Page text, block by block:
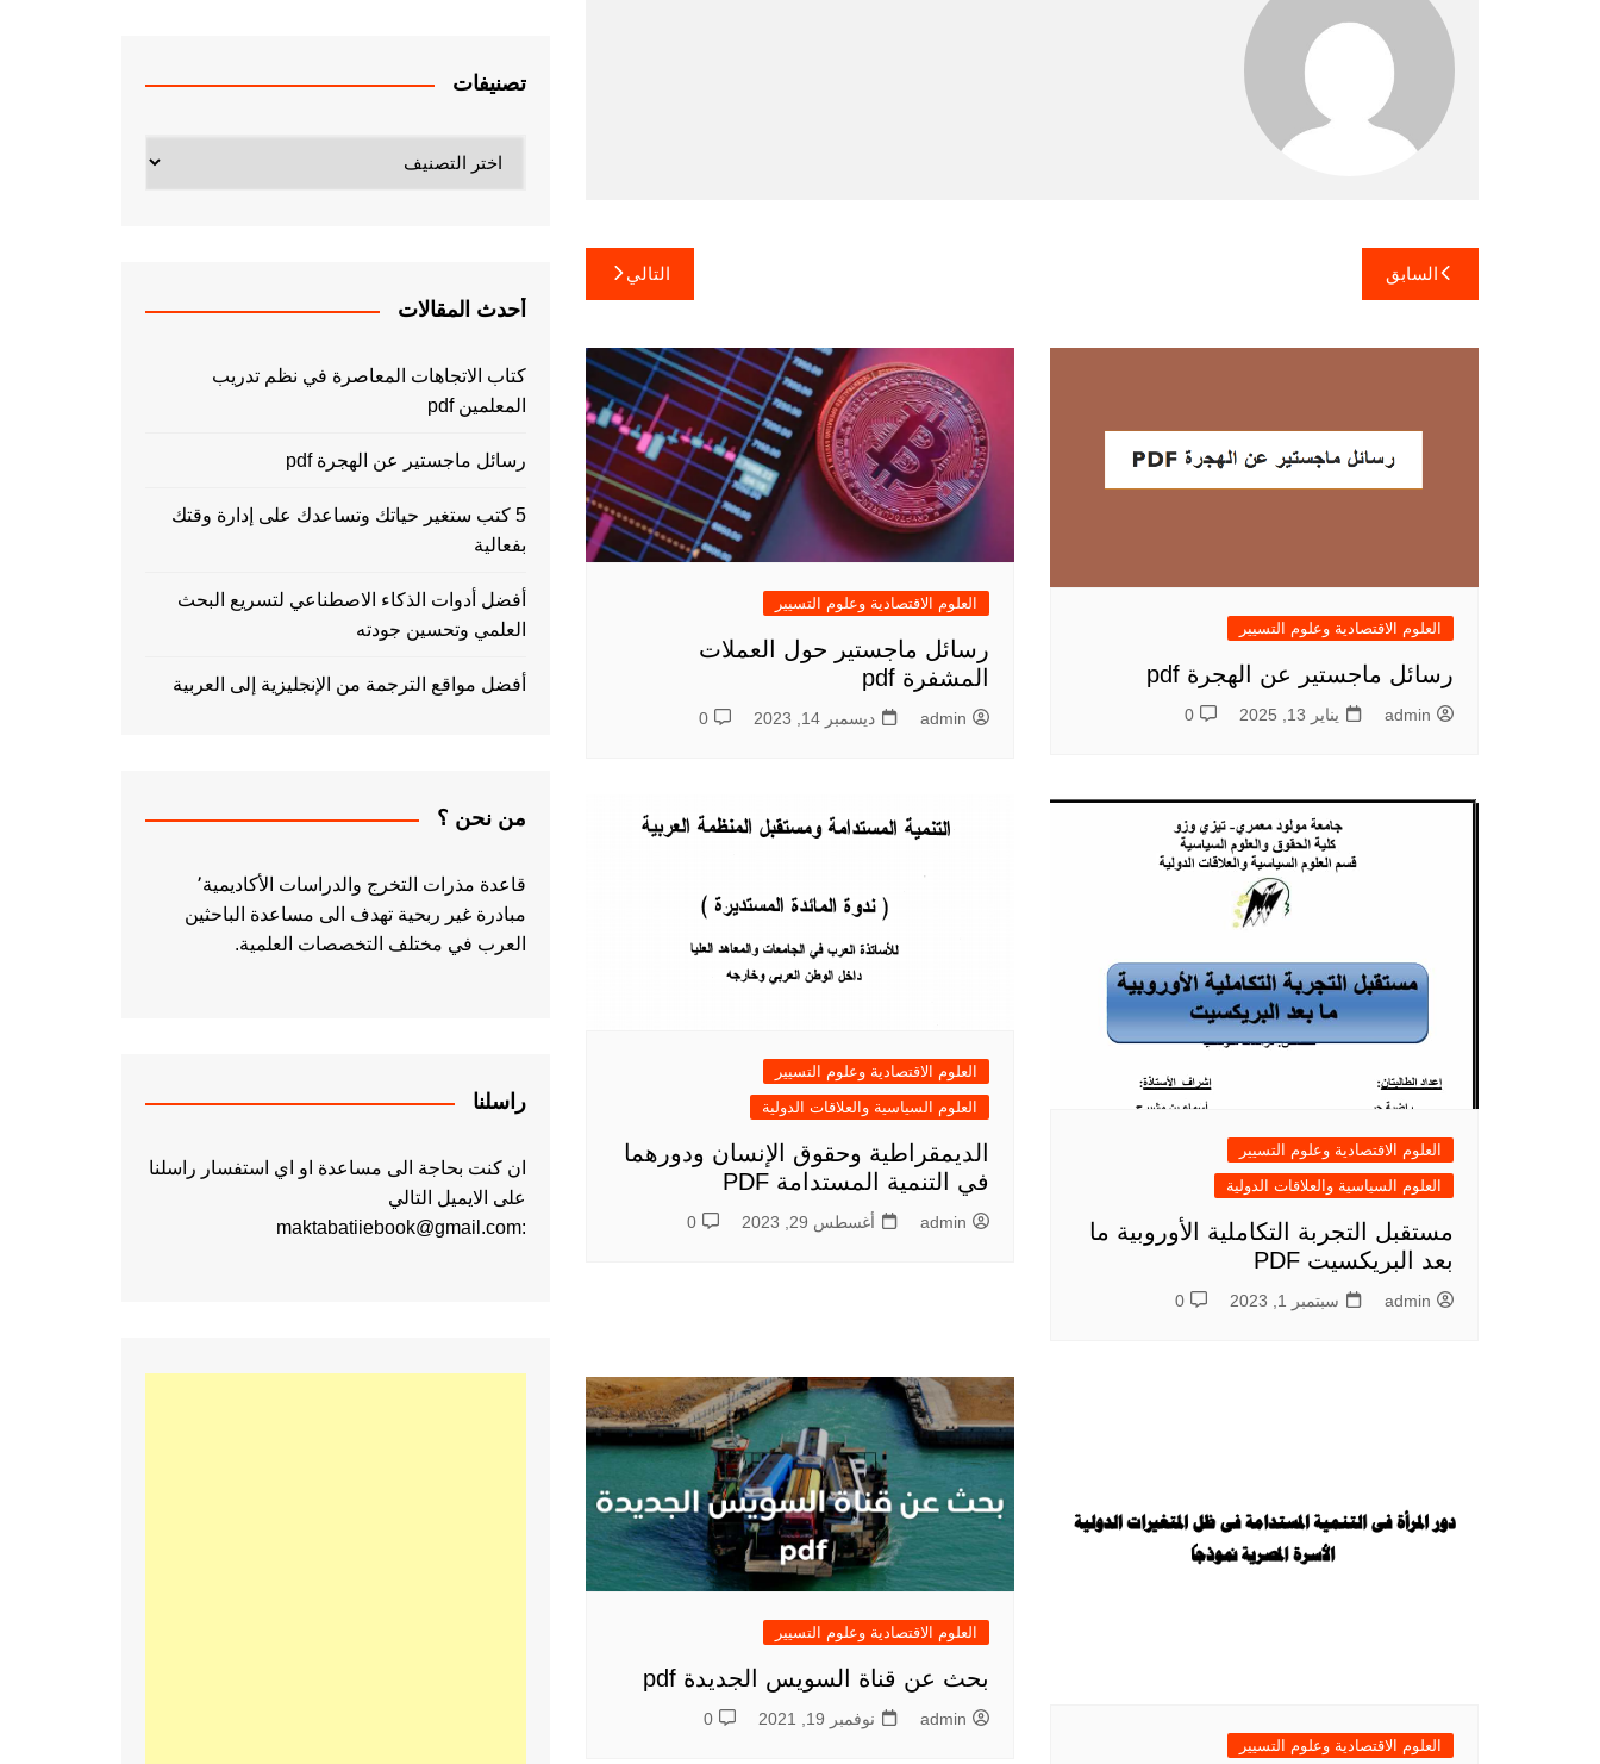
تصفّح
المقالات
السابق التالي
العلوم الاقتصادية وعلوم التسيير
رسائل ماجستير عن الهجرة pdf
admin يناير 13, 2025 0
العلوم الاقتصادية وعلوم التسيير
رسائل ماجستير حول العملات
المشفرة pdf
admin ديسمبر 14, 2023 0
العلوم الاقتصادية وعلوم التسيير
العلوم السياسية والعلاقات الدولية
مستقبل التجربة التكاملية الأوروبية ما
بعد البريكسيت PDF
admin سبتمبر 1, 2023 0
العلوم الاقتصادية وعلوم التسيير
العلوم السياسية والعلاقات الدولية
الديمقراطية وحقوق الإنسان ودورهما
في التنمية المستدامة PDF
admin أغسطس 29, 2023 0
العلوم الاقتصادية وعلوم التسيير
العلوم الاقتصادية وعلوم التسيير
بحث عن قناة السويس الجديدة pdf
admin نوفمبر 19, 2021 0
تصنيفات
أحدث المقالات
كتاب الاتجاهات المعاصرة في نظم تدريب
المعلمين pdf
رسائل ماجستير عن الهجرة pdf
5 كتب ستغير حياتك وتساعدك على إدارة وقتك
بفعالية
أفضل أدوات الذكاء الاصطناعي لتسريع البحث
العلمي وتحسين جودته
أفضل مواقع الترجمة من الإنجليزية إلى العربية
من نحن ؟
قاعدة مذرات التخرج والدراسات الأكاديمية٬
مبادرة غير ربحية تهدف الى مساعدة الباحثين
العرب في مختلف التخصصات العلمية.
راسلنا
ان كنت بحاجة الى مساعدة او اي استفسار راسلنا
على الايميل التالي
:maktabatiiebook@gmail.com